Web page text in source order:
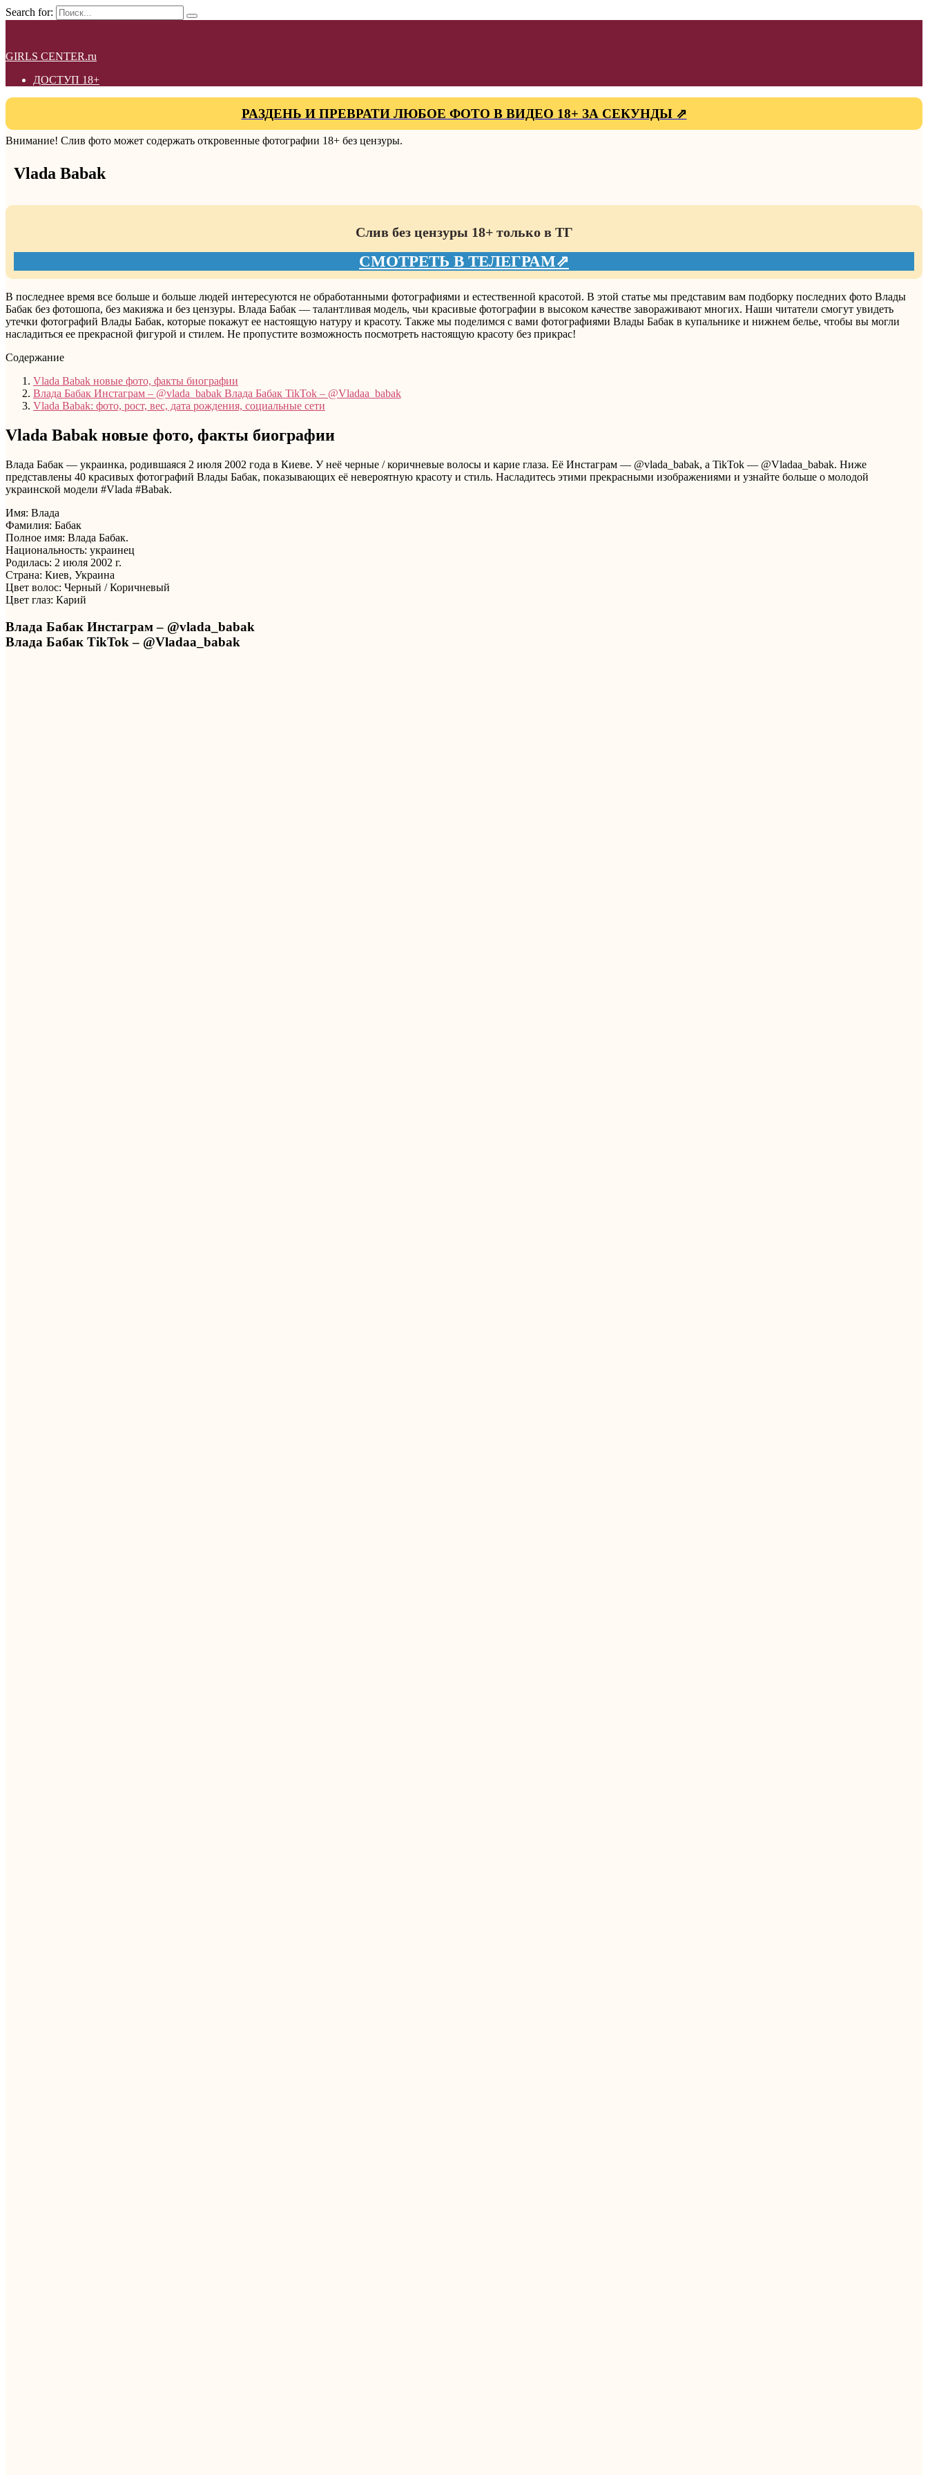
Search for:
GIRLS CENTER.ru
ДОСТУП 18+
РАЗДЕНЬ И ПРЕВРАТИ ЛЮБОЕ ФОТО В ВИДЕО 18+ ЗА СЕКУНДЫ ⇗
Внимание! Слив фото может содержать откровенные фотографии 18+ без цензуры.
Vlada Babak
Слив без цензуры 18+ только в ТГ
СМОТРЕТЬ В ТЕЛЕГРАМ⇗
В последнее время все больше и больше людей интересуются не обработанными фотографиями и естественной красотой. В этой статье мы представим вам подборку последних фото Влады
Бабак без фотошопа, без макияжа и без цензуры. Влада Бабак — талантливая модель, чьи красивые фотографии в высоком качестве завораживают многих. Наши читатели смогут увидеть
утечки фотографий Влады Бабак, которые покажут ее настоящую натуру и красоту. Также мы поделимся с вами фотографиями Влады Бабак в купальнике и нижнем белье, чтобы вы могли
насладиться ее прекрасной фигурой и стилем. Не пропустите возможность посмотреть настоящую красоту без прикрас!
Содержание
Vlada Babak новые фото, факты биографии
Влада Бабак Инстаграм – @vlada_babak Влада Бабак TikTok – @Vladaa_babak
Vlada Babak: фото, рост, вес, дата рождения, социальные сети
Vlada Babak новые фото, факты биографии
Влада Бабак — украинка, родившаяся 2 июля 2002 года в Киеве. У неё черные / коричневые волосы и карие глаза. Её Инстаграм — @vlada_babak, а TikTok — @Vladaa_babak. Ниже
представлены 40 красивых фотографий Влады Бабак, показывающих её невероятную красоту и стиль. Насладитесь этими прекрасными изображениями и узнайте больше о молодой
украинской модели #Vlada #Babak.
Имя: Влада
Фамилия: Бабак
Полное имя: Влада Бабак.
Национальность: украинец
Родилась: 2 июля 2002 г.
Страна: Киев, Украина
Цвет волос: Черный / Коричневый
Цвет глаз: Карий
Влада Бабак Инстаграм – @vlada_babak
Влада Бабак TikTok – @Vladaa_babak